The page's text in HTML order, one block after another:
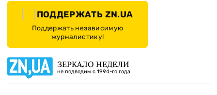
ПОДДЕРЖАТЬ ZN.UA
Поддержать независимую
журналистику!
ЗЕРКАЛО НЕДЕЛИ
не подводим с 1994-го года